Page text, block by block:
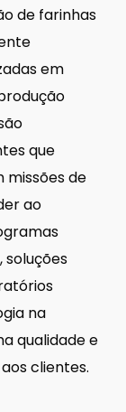
de farinhas
em
que
de
ao
soluções
na
qualidade e
clientes.